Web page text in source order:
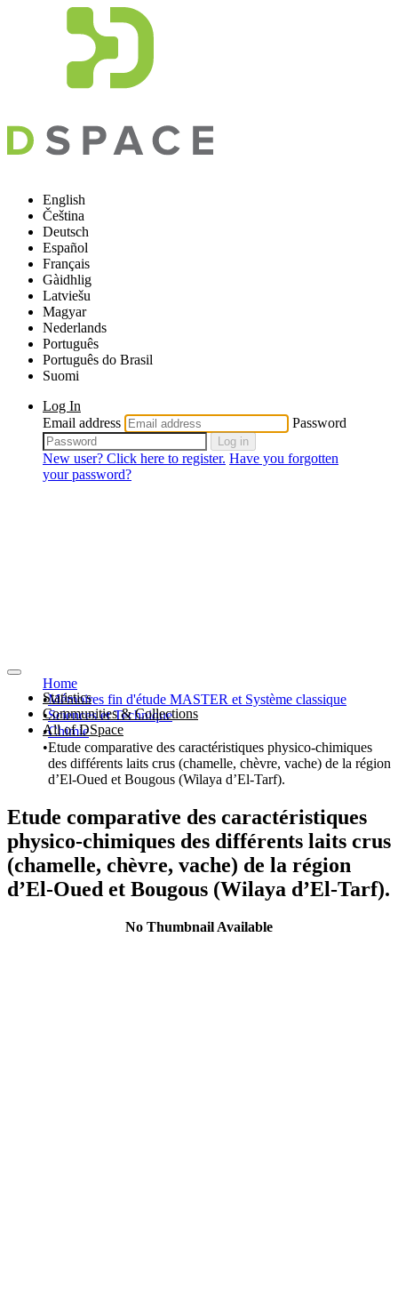
English
Čeština
Deutsch
Español
Français
Gàidhlig
Latviešu
Magyar
Nederlands
Português
Português do Brasil
Suomi
Log In
Email address
Password
Log in
New user? Click here to register. Have you forgotten
your password?
Statistics
Communities & Collections
All of DSpace
Home
Mémoires fin d'étude MASTER et Système classique
Sciences et Technique
Chimie
Etude comparative des caractéristiques physico-chimiques
des différents laits crus (chamelle, chèvre, vache) de la région
d’El-Oued et Bougous (Wilaya d’El-Tarf).
Etude comparative des caractéristiques
physico-chimiques des différents laits crus
(chamelle, chèvre, vache) de la région
d’El-Oued et Bougous (Wilaya d’El-Tarf).
No Thumbnail Available